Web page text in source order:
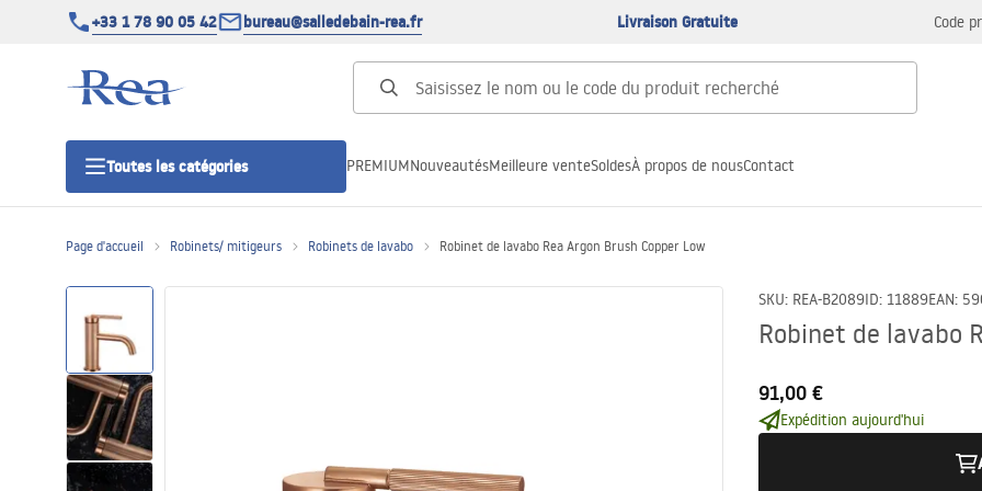
+33 1 78 90 05 42 bureau@salledebain-rea.fr Livraison Gratuite Code
Toutes les catégories
Receveurs de douche
Caniveaux de douche
PREMIUMNouveautésMeilleure venteSoldesÀ propos de nousContact
Page d'accueil Robinets/ mitigeurs Robinets de lavabo Robinet de lavabo Rea Argon Brush Copper Low
SKU: REA-B2089ID: 11889EAN:
Robinet de lavabo
91,00 €
Expédition aujourd'hui